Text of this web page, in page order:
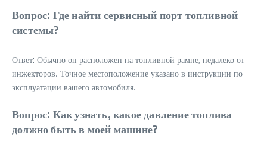
Вопрос: Где найти сервисный порт топливной
системы?
Ответ: Обычно он расположен на топливной рампе, недалеко от
инжекторов. Точное местоположение указано в инструкции по
эксплуатации вашего автомобиля.
Вопрос: Как узнать, какое давление топлива
должно быть в моей машине?